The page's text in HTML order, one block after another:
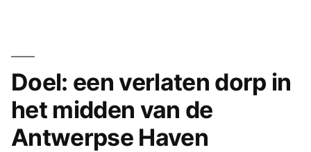
Doel: een verlaten dorp in
het midden van de
Antwerpse Haven